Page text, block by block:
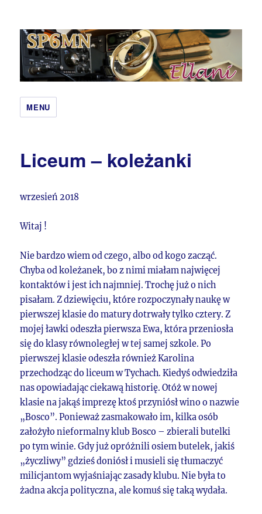
Qcoby – SP6MN i Ewa Hobbit
MENU
Liceum – koleżanki
wrzesień 2018
Witaj !
Nie bardzo wiem od czego, albo od kogo zacząć.
Chyba od koleżanek, bo z nimi miałam najwięcej
kontaktów i jest ich najmniej. Trochę już o nich
pisałam. Z dziewięciu, które rozpoczynały naukę w
pierwszej klasie do matury dotrwały tylko cztery. Z
mojej ławki odeszła pierwsza Ewa, która przeniosła
się do klasy równoległej w tej samej szkole. Po
pierwszej klasie odeszła również Karolina
przechodząc do liceum w Tychach. Kiedyś odwiedziła
nas opowiadając ciekawą historię. Otóż w nowej
klasie na jakąś imprezę ktoś przyniósł wino o nazwie
„Bosco”. Ponieważ zasmakowało im, kilka osób
założyło nieformalny klub Bosco – zbierali butelki
po tym winie. Gdy już opróżnili osiem butelek, jakiś
„życzliwy” gdzieś doniósł i musieli się tłumaczyć
milicjantom wyjaśniając zasady klubu. Nie była to
żadna akcja polityczna, ale komuś się taką wydała.